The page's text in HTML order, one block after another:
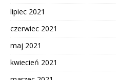
lipiec 2021
czerwiec 2021
maj 2021
kwiecień 2021